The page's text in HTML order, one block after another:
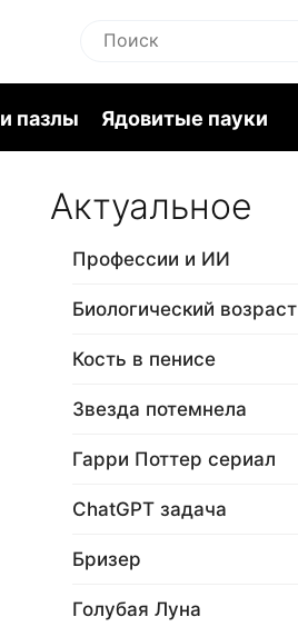
пазлы Ядовитые пауки
Актуальное
Профессии и ИИ
Биологический возраст
Кость в пенисе
Звезда потемнела
Гарри Поттер сериал
ChatGPT задача
Бризер
Голубая Луна